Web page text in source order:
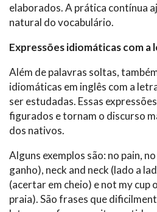
elaborados. A prática contínua
natural do vocabulário.
Expressões idiomáticas com a
Além de palavras soltas,
idiomáticas em inglês com a
ser estudadas. Essas
figurados e tornam o discurso
dos nativos.
Alguns exemplos são: no pain,
ganho), neck and neck (lado a
(acertar em cheio) e not my cup
praia). São frases que